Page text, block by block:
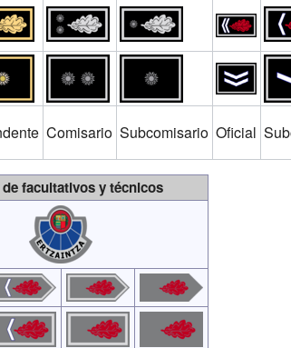
Comisario Subcomisario Oficial
de facultativos y técnicos